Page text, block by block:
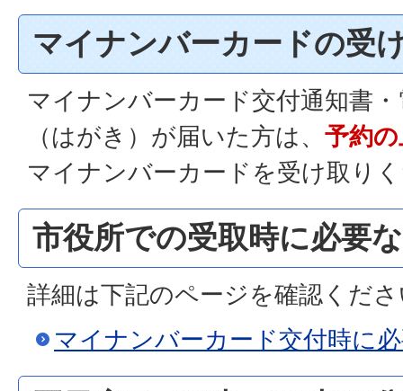
マイナンバーカードの受
マイナンバーカード交付通知書
（はがき）が届いた方は、 予約
マイナンバーカードを受け取り
市役所での受取時に必要
詳細は下記のページを確認くだ
マイナンバーカード交付時に